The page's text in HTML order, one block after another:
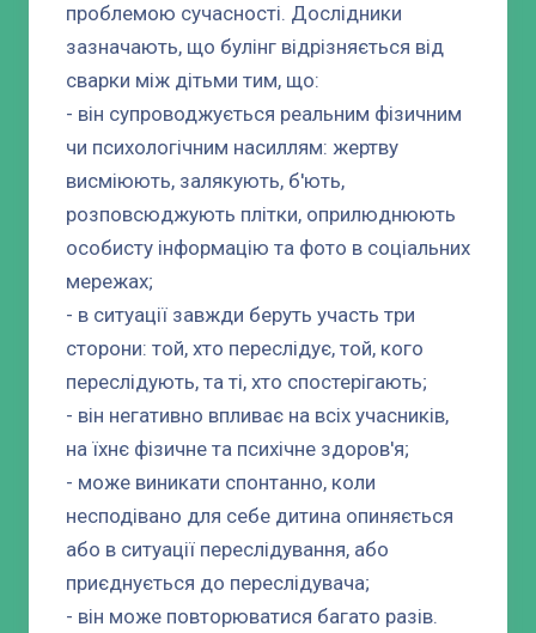
проблемою сучасності. Дослідники
зазначають, що булінг відрізняється від
сварки між дітьми тим, що:
- він супроводжується реальним фізичним
чи психологічним насиллям: жертву
висміюють, залякують, б'ють,
розповсюджують плітки, оприлюднюють
особисту інформацію та фото в соціальних
мережах;
- в ситуації завжди беруть участь три
сторони: той, хто переслідує, той, кого
переслідують, та ті, хто спостерігають;
- він негативно впливає на всіх учасників,
на їхнє фізичне та психічне здоров'я;
- може виникати спонтанно, коли
несподівано для себе дитина опиняється
або в ситуації переслідування, або
приєднується до переслідувача;
- він може повторюватися багато разів.